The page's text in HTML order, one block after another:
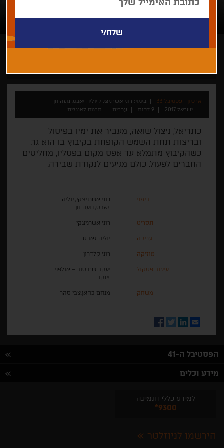
ארכיון - פסטיבל 33
בימוי: רוני אשרניצקי, יוליה זאבט, נועה חן
ישראל 2017
9 דקות עברית תרגום לאנגלית
כתריאל, ניצול שואה, מעביר את ימיו בפיסול
ובריצות תחת השמש הקופחת בקיבוץ בו הוא גר.
כשהקיבוץ מתמלא עד אפס מקום בפסליו, מחליטים
החברים לפעול. כולם מגיעים לנקודת שבירה.
בימוי
רוני אשרניצקי, יוליה
זאבט, נועה חן
תסריט רוני אשרניצקי
עריכה יוליה זאבט
מוזיקה רוני קלדרון
עיצוב פסקול
יעקב שם טוב – אולפני
זינקו
משחק מנחם כהאן,צבי סהר
Email
LinkedIn
Twitter
Facebook
הפסטיבל ה-41
מידע וכלים
למידע כללי ותמיכה
*9300
הירשמו לניוזלטר